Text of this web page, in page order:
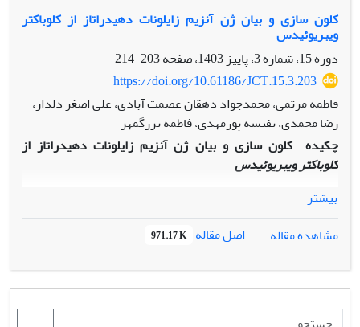
کلون سازی و بیان ژن آنزیم زایلونات دهیدراتاز از کلوباکتر
ویبریوئیدس
دوره 15، شماره 3، پاییز 1403، صفحه
203-214
https://doi.org/10.61186/JCT.15.3.203
فاطمه مرتمی، محمدجواد دهقان عصمت آبادی، علی اصغر دلدار،
رضا محمدی، نفیسه پورمهدی، فاطمه بزرگمهر
چکیده کلون سازی و بیان ژن آنزیم زایلونات دهیدراتاز از
کلوباکتر ویبریوئیدس
بیشتر
مشاهده مقاله
اصل مقاله 971.17 K